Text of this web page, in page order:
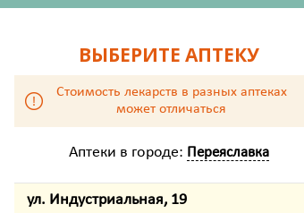
ХАРАКТЕРИСТИКИ
Производитель
Витамин Продукт
Жизненно важный
Нет
ВЫБЕРИТЕ АПТЕКУ
Стоимость лекарств в разных аптеках
может отличаться
Аптеки в городе: Переяславка
ул. Индустриальная, 19